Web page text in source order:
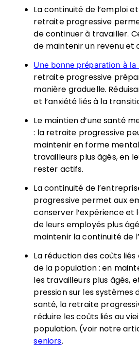
La continuité de l’emploi
retraite progressive
de continuer à travailler.
de maintenir un revenu et
Une bonne préparation à
retraite progressive
manière graduelle.
et l’anxiété liés à la
Le maintien d’une santé
: la retraite progressive
maintenir en forme
travailleurs plus âgés, en
rester actifs.
La continuité de
progressive permet aux
conserver l’expérience et
de leurs employés plus
maintenir la continuité de
La réduction des coûts liés
de la population : en
les travailleurs plus âgés,
pression sur les systèmes
santé, la retraite
réduire les coûts liés au
population. (voir notre
seniors.